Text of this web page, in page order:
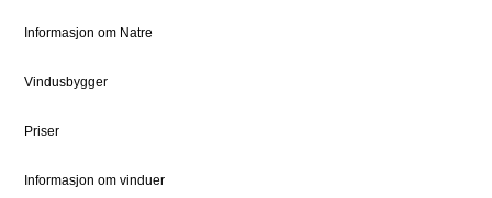
Slik bestiller du
Priser
Dokumentsenter
STØTTE
Informasjon om Natre
Vindusbygger
Priser
Informasjon om vinduer